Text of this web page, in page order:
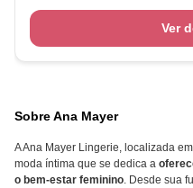
Ver
Sobre Ana Mayer
A Ana Mayer Lingerie, localizada
moda íntima que se dedica a
o bem-estar feminino . Desde sua